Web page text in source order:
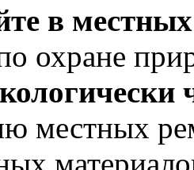
в
охране
местных